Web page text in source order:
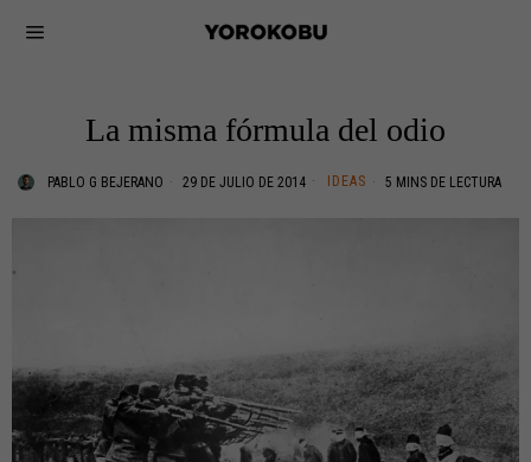
La misma fórmula del odio
PABLO G BEJERANO 29 DE JULIO DE 2014 IDEAS 5 MINS DE LECTURA